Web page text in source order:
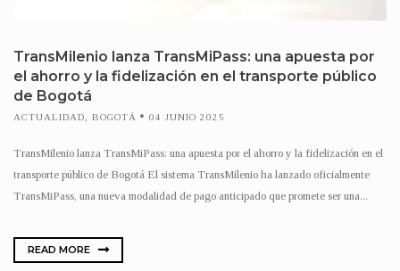
TransMilenio lanza TransMiPass: una apuesta por
el ahorro y la fidelización en el transporte público
de Bogotá
ACTUALIDAD BOGOTÁ 04 JUNIO 2025
TransMilenio lanza TransMiPass: una apuesta por el ahorro y la fidelización en el
transporte público de Bogotá El sistema TransMilenio ha lanzado oficialmente
TransMiPass, una nueva modalidad de pago anticipado que promete ser una...
READ MORE